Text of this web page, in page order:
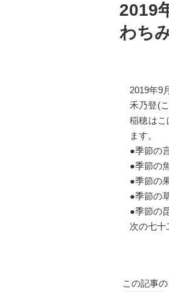
2019
わち
2019年9
禾乃登(
稲穂は
ます。
●季節の
●季節の
●季節の
●季節の
●季節の
次の七十
この記事